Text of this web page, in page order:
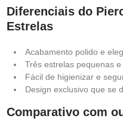
Diferenciais do
Estrelas
Acabamento polido e
Três estrelas pequenas
Fácil de higienizar e
Design exclusivo que se
Comparativo com